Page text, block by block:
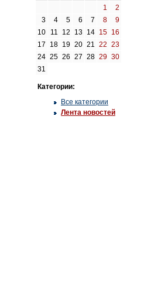
1
2
3
4 5 6 7 8
9
10
11 12 13 14 15 16
17
18 19 20 21 22 23
24 25 26 27 28 29 30
31
Категории:
Все категории
Лента новостей